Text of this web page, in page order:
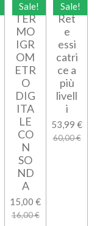
Sale!
TER
MO
IGR
OM
ETR
O
DIG
ITA
LE
CO
N
SO
ND
A
15,00 €
16,00 €
Sale!
Ret
e
essi
catri
ce a
più
livell
i
53,99 €
60,00 €